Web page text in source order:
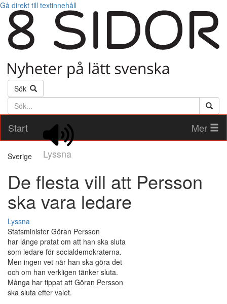
Gå direkt till textinnehåll
Sök
Söktext
Start
Lyssna
Mer
Sverige
De flesta vill att Persson
ska vara ledare
Lyssna
Statsminister Göran Persson
har länge pratat om att han ska sluta
som ledare för socialdemokraterna.
Men ingen vet när han ska göra det
och om han verkligen tänker sluta.
Många har tippat att Göran Persson
ska sluta efter valet.